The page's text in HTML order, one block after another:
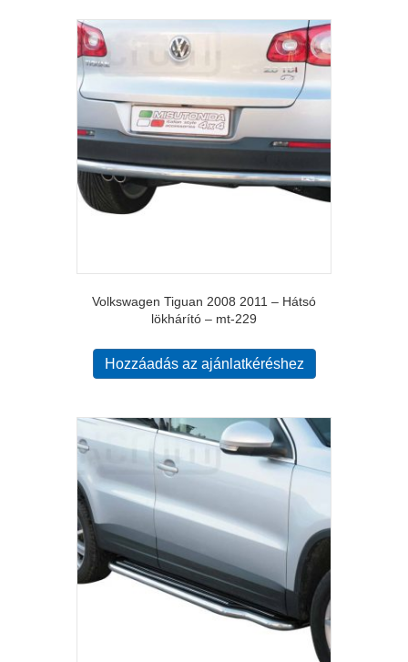
Volkswagen Tiguan 2008 2011 – Hátsó
lökhárító – mt-229
Hozzáadás az ajánlatkéréshez